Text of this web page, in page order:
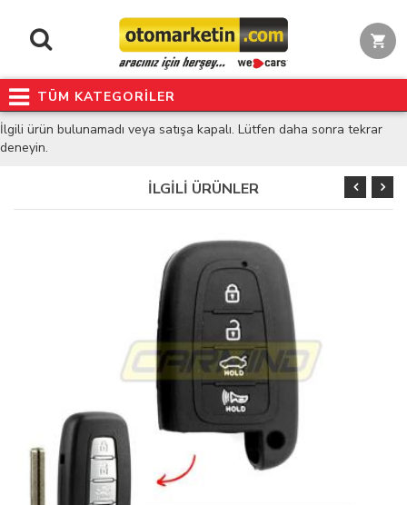
TÜM KATEGORİLER
İlgili ürün bulunamadı veya satışa kapalı. Lütfen daha sonra tekrar
deneyin.
İLGİLİ ÜRÜNLER